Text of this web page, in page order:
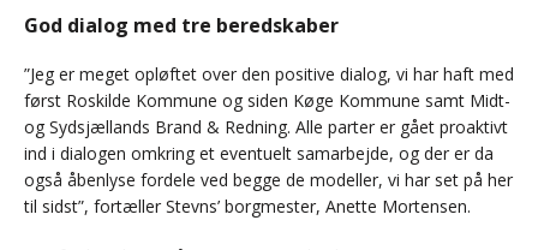
God dialog med tre beredskaber
”Jeg er meget opløftet over den positive dialog, vi har haft med
først Roskilde Kommune og siden Køge Kommune samt Midt-
og Sydsjællands Brand & Redning. Alle parter er gået proaktivt
ind i dialogen omkring et eventuelt samarbejde, og der er da
også åbenlyse fordele ved begge de modeller, vi har set på her
til sidst”, fortæller Stevns’ borgmester, Anette Mortensen.